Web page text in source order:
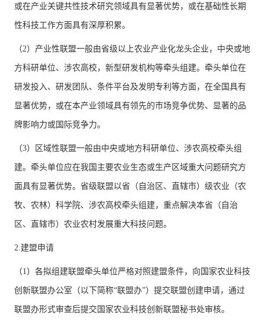
或在产业关键共性技术研究领域具有显著优势，或在基础性长期
性科技工作方面具有深厚积累。
（2）产业性联盟一般由省级以上农业产业化龙头企业，中央或地
方科研单位、涉农高校，新型研发机构等牵头组建。牵头单位在
研发投入、研发团队、条件平台及发明专利等方面，在全国具有
显著优势，或在本产业领域具有领先的市场竞争优势、显著的品
牌影响力或国际竞争力。
（3）区域性联盟一般由中央或地方科研单位、涉农高校牵头组
建。牵头单位应在我国主要农业生态或生产区域重大问题研究方
面具有显著优势。省级联盟以省（自治区、直辖市）级农业（农
牧、农林）科学院、涉农高校牵头组建，重点解决本省（自治
区、直辖市）农业农村发展重大科技问题。
2.建盟申请
（1）各拟组建联盟牵头单位严格对照建盟条件，向国家农业科技
创新联盟办公室（以下简称“联盟办”）提交联盟创建申请，通过
联盟办形式审查后提交国家农业科技创新联盟秘书处审核。